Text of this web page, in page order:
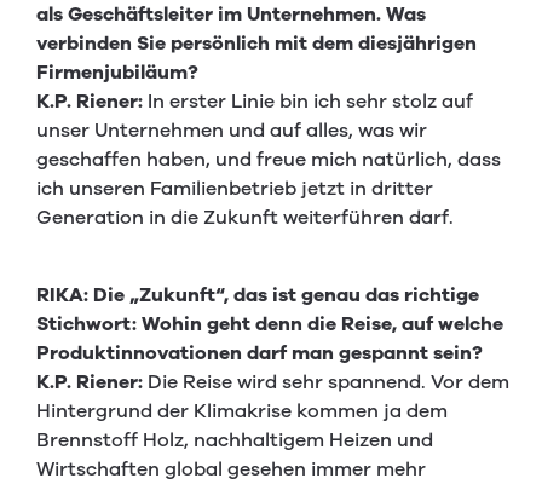
als Geschäftsleiter im Unternehmen. Was
verbinden Sie persönlich mit dem diesjährigen
Firmenjubiläum?
K.P. Riener: In erster Linie bin ich sehr stolz auf
unser Unternehmen und auf alles, was wir
geschaffen haben, und freue mich natürlich, dass
ich unseren Familienbetrieb jetzt in dritter
Generation in die Zukunft weiterführen darf.
RIKA: Die „Zukunft“, das ist genau das richtige
Stichwort: Wohin geht denn die Reise, auf welche
Produktinnovationen darf man gespannt sein?
K.P. Riener: Die Reise wird sehr spannend. Vor dem
Hintergrund der Klimakrise kommen ja dem
Brennstoff Holz, nachhaltigem Heizen und
Wirtschaften global gesehen immer mehr